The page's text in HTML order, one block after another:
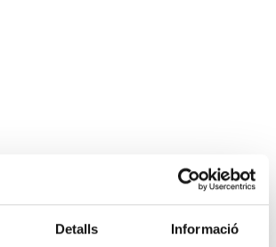
Detalls Informació